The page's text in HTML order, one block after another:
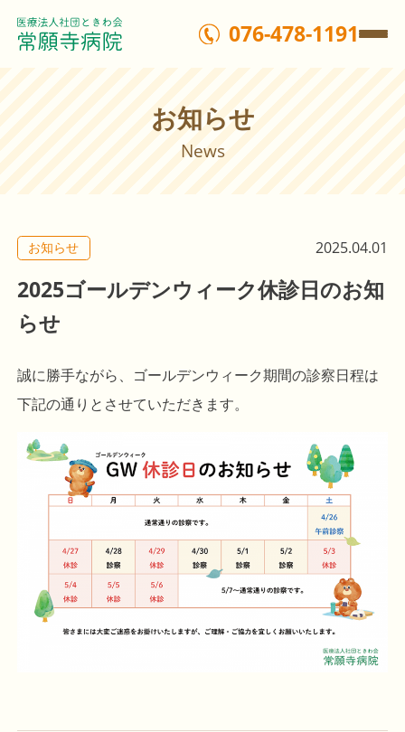
076-478-1191
お知らせ
News
お知らせ 2025.04.01
2025ゴールデンウィーク休診日のお知
らせ
誠に勝手ながら、ゴールデンウィーク期間の診察日程は
下記の通りとさせていただきます。